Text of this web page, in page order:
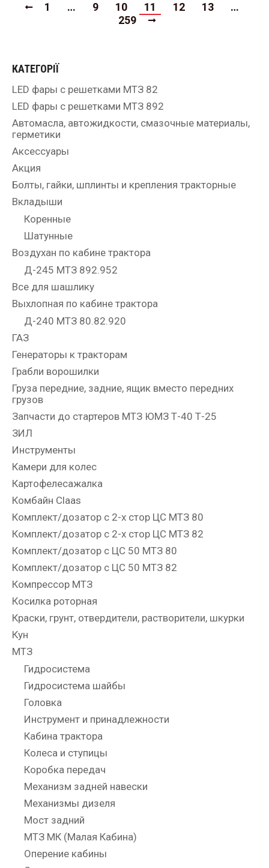
1 … 9 10 11 12 13
…
259
КАТЕГОРІЇ
LED фары с решетками МТЗ 82
LED фары с решетками МТЗ 892
Автомасла, автожидкости, смазочные материалы,
герметики
Аксессуары
Акция
Болты, гайки, шплинты и крепления тракторные
Вкладыши
Коренные
Шатунные
Воздухан по кабине трактора
Д-245 МТЗ 892.952
Все для шашлику
Выхлопная по кабине трактора
Д-240 МТЗ 80.82.920
ГАЗ
Генераторы к тракторам
Грабли ворошилки
Груза передние, задние, ящик вместо передних
грузов
Запчасти до стартеров МТЗ ЮМЗ Т-40 Т-25
ЗИЛ
Инструменты
Камери для колес
Картофелесажалка
Комбайн Claas
Комплект/дозатор с 2-х стор ЦС МТЗ 80
Комплект/дозатор с 2-х стор ЦС МТЗ 82
Комплект/дозатор с ЦС 50 МТЗ 80
Комплект/дозатор с ЦС 50 МТЗ 82
Компрессор МТЗ
Косилка роторная
Краски, грунт, отвердители, растворители, шкурки
Кун
МТЗ
Гидросистема
Гидросистема шайбы
Головка
Инструмент и принадлежности
Кабина трактора
Колеса и ступицы
Коробка передач
Механизм задней навески
Механизмы дизеля
Мост задний
МТЗ МК (Малая Кабина)
Оперение кабины